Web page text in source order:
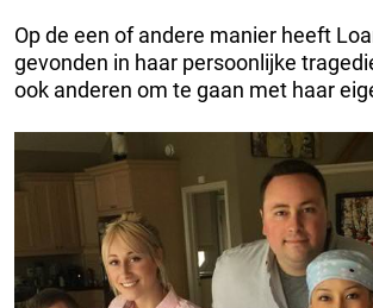
Op de een of andere manier heeft
gevonden in haar persoonlijke
ook anderen om te gaan met haar